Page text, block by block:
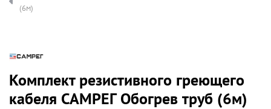
(6м)
Комплект резистивного греющего
кабеля САМРЕГ Обогрев труб (6м)